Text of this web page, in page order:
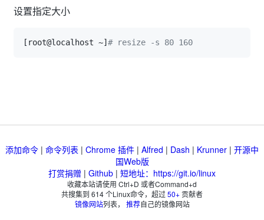
设置指定大小
[ root@localhost ~] # resize -s 80 160
添加命令 | 命令列表 | Chrome 插件 | Alfred | Dash | Krunner | 开源中
国Web版
打赏捐赠 | Github | 短地址：https://git.io/linux
收藏本站请使用 Ctrl+D 或者Command+d
共搜集到 614个Linux命令，超过50+贡献者
镜像网站列表， 推荐自己的镜像网站